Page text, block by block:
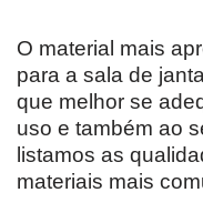
O material mais
para a sala de
que melhor se
uso e também ao
listamos as
materiais mais